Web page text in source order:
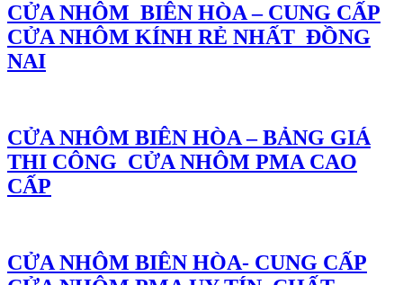
CỬA NHÔM BIÊN HÒA – CUNG CẤP
CỬA NHÔM KÍNH RẺ NHẤT ĐỒNG
NAI
CỬA NHÔM BIÊN HÒA – BẢNG GIÁ
THI CÔNG CỬA NHÔM PMA CAO
CẤP
CỬA NHÔM BIÊN HÒA- CUNG CẤP